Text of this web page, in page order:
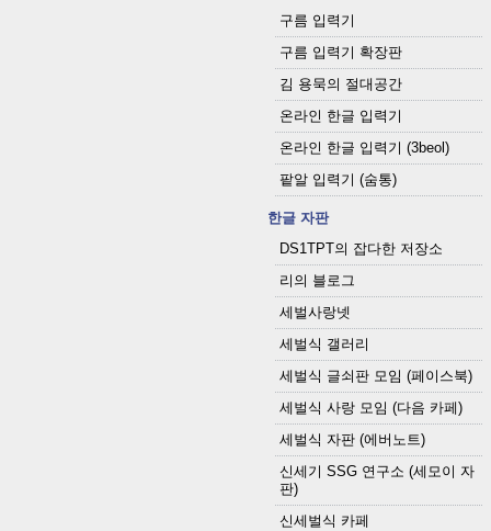
구름 입력기
구름 입력기 확장판
김 용묵의 절대공간
온라인 한글 입력기
온라인 한글 입력기 (3beol)
팥알 입력기 (숨통)
한글 자판
DS1TPT의 잡다한 저장소
리의 블로그
세벌사랑넷
세벌식 갤러리
세벌식 글쇠판 모임 (페이스북)
세벌식 사랑 모임 (다음 카페)
세벌식 자판 (에버노트)
신세기 SSG 연구소 (세모이 자
판)
신세벌식 카페